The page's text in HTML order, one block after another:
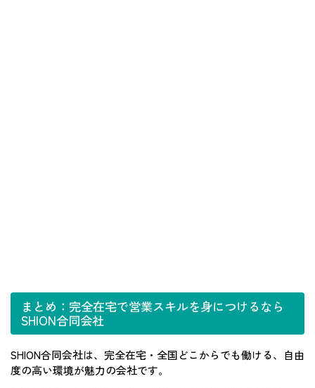
まとめ：完全在宅で営業スキルを身につけるなら
SHION合同会社
SHION合同会社は、完全在宅・全国どこからでも働ける、自由
度の高い環境が魅力の会社です。